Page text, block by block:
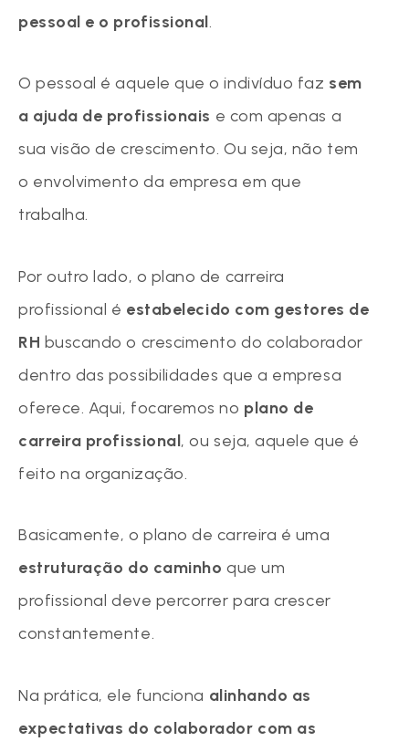
pessoal e o profissional.
O pessoal é aquele que o indivíduo faz sem
a ajuda de profissionais e com apenas a
sua visão de crescimento. Ou seja, não tem
o envolvimento da empresa em que
trabalha.
Por outro lado, o plano de carreira
profissional é estabelecido com gestores de
RH buscando o crescimento do colaborador
dentro das possibilidades que a empresa
oferece. Aqui, focaremos no plano de
carreira profissional, ou seja, aquele que é
feito na organização.
Basicamente, o plano de carreira é uma
estruturação do caminho que um
profissional deve percorrer para crescer
constantemente.
Na prática, ele funciona alinhando as
expectativas do colaborador com as